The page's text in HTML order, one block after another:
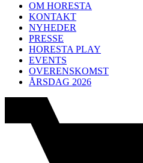
OM HORESTA
KONTAKT
NYHEDER
PRESSE
HORESTA PLAY
EVENTS
OVERENSKOMST
ÅRSDAG 2026